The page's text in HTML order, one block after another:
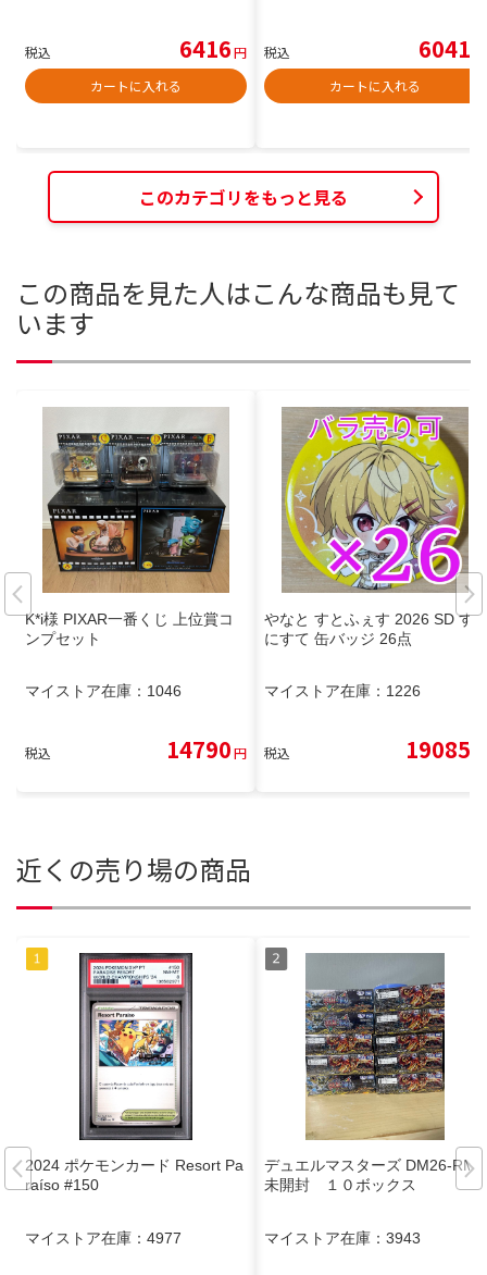
税込 6416円
カートに入れる
税込 6041
カートに入れる
このカテゴリをもっと見る
この商品を見た人はこんな商品も見て
います
K*i様 PIXAR一番くじ 上位賞コ
ンプセット
マイストア在庫： 1046
税込 14790円
やなと すとふぇす 2026 SD す
にすて 缶バッジ 26点
マイストア在庫： 1226
税込 19085
近くの売り場の商品
2024 ポケモンカード Resort Pa
raíso #150
マイストア在庫： 4977
デュエルマスターズ DM26-RM1
未開封 １０ボックス
マイストア在庫： 3943